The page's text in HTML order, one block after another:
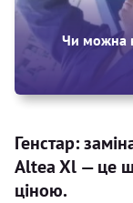
Чи можна
Генстар:
Altea Xl — це
ціною.